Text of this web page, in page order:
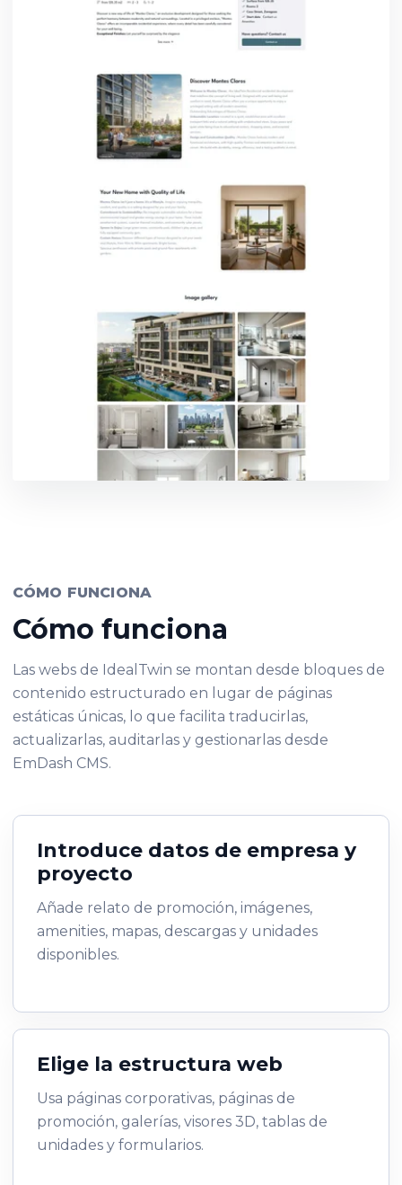
CÓMO FUNCIONA
Cómo funciona
Las webs de IdealTwin se montan desde bloques de
contenido estructurado en lugar de páginas
estáticas únicas, lo que facilita traducirlas,
actualizarlas, auditarlas y gestionarlas desde
EmDash CMS.
Introduce datos de empresa y
proyecto
Añade relato de promoción, imágenes,
amenities, mapas, descargas y unidades
disponibles.
Elige la estructura web
Usa páginas corporativas, páginas de
promoción, galerías, visores 3D, tablas de
unidades y formularios.